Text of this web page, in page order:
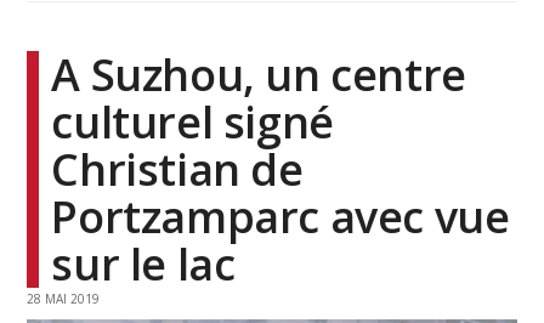
A Suzhou, un centre
culturel signé
Christian de
Portzamparc avec vue
sur le lac
28 MAI 2019